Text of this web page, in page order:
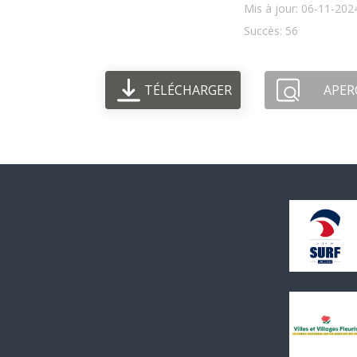
Mis à jour: 06-11-
Succès: 56
TÉLÉCHARGER